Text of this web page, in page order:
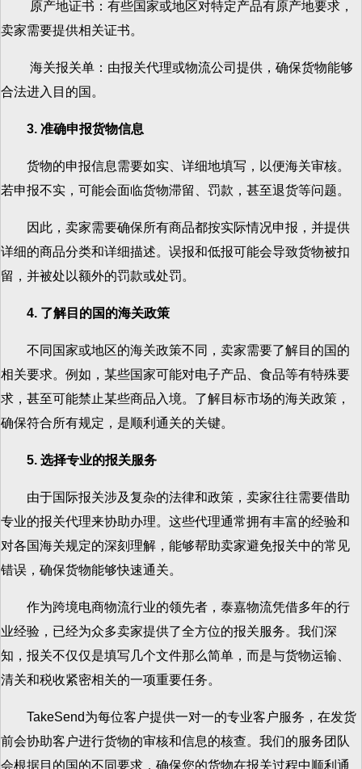
原产地证书：有些国家或地区对特定产品有原产地要求，
卖家需要提供相关证书。
海关报关单：由报关代理或物流公司提供，确保货物能够
合法进入目的国。
3. 准确申报货物信息
货物的申报信息需要如实、详细地填写，以便海关审核。
若申报不实，可能会面临货物滞留、罚款，甚至退货等问题。
因此，卖家需要确保所有商品都按实际情况申报，并提供
详细的商品分类和详细描述。误报和低报可能会导致货物被扣
留，并被处以额外的罚款或处罚。
4. 了解目的国的海关政策
不同国家或地区的海关政策不同，卖家需要了解目的国的
相关要求。例如，某些国家可能对电子产品、食品等有特殊要
求，甚至可能禁止某些商品入境。了解目标市场的海关政策，
确保符合所有规定，是顺利通关的关键。
5. 选择专业的报关服务
由于国际报关涉及复杂的法律和政策，卖家往往需要借助
专业的报关代理来协助办理。这些代理通常拥有丰富的经验和
对各国海关规定的深刻理解，能够帮助卖家避免报关中的常见
错误，确保货物能够快速通关。
作为跨境电商物流行业的领先者，泰嘉物流凭借多年的行
业经验，已经为众多卖家提供了全方位的报关服务。我们深
知，报关不仅仅是填写几个文件那么简单，而是与货物运输、
清关和税收紧密相关的一项重要任务。
TakeSend为每位客户提供一对一的专业客户服务，在发货
前会协助客户进行货物的审核和信息的核查。我们的服务团队
会根据目的国的不同要求，确保您的货物在报关过程中顺利通